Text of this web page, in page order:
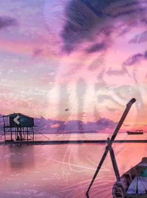
Previous